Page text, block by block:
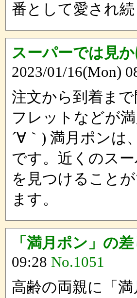
番として愛され
スーパーでは見
2023/01/16(Mon)
注文から到着ま
フレットなどが
´∀｀) 満月ポンは
です。近くのス
を見つけること
ます。
「満月ポン」の
09:28 No.1051
高齢の両親に「